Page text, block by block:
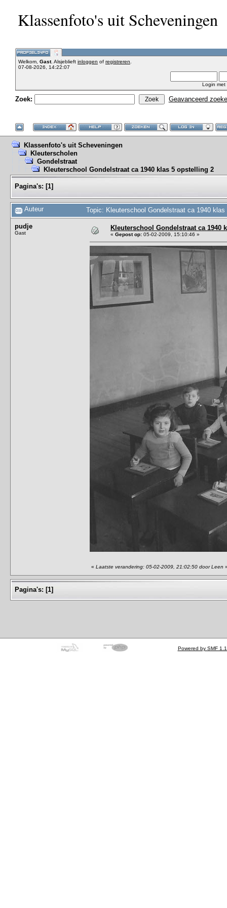
Klassenfoto's uit Scheveningen
Welkom, Gast. Alsjeblieft inloggen of registreren
07-08-2026, 14:22:07
Login met
Zoek: Geavanceerd
Klassenfoto's uit Scheveningen
Kleuterscholen
Gondelstraat
Kleuterschool Gondelstraat ca 1940 klas 5 opstelling 2
Pagina's: [1]
Auteur Topic: Kleuterschool Gondelstraat ca 1940
pudje
Gast
Kleuterschool Gondelstraat ca 1940
« Gepost op: 05-02-2009, 15:10:46 »
« Laatste verandering: 05-02-2009, 21:02:50 door Leen
Pagina's: [1]
Powered by SMF